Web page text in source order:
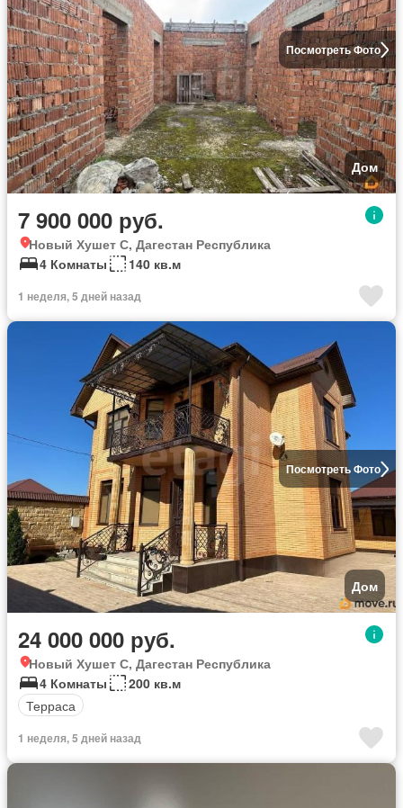
Посмотреть Фото
Дом
7 900 000 руб.
Новый Хушет С, Дагестан Республика
4 Комнаты
140 кв.м
1 неделя, 5 дней назад
Посмотреть Фото
Дом
24 000 000 руб.
Новый Хушет С, Дагестан Республика
4 Комнаты
200 кв.м
Терраса
1 неделя, 5 дней назад